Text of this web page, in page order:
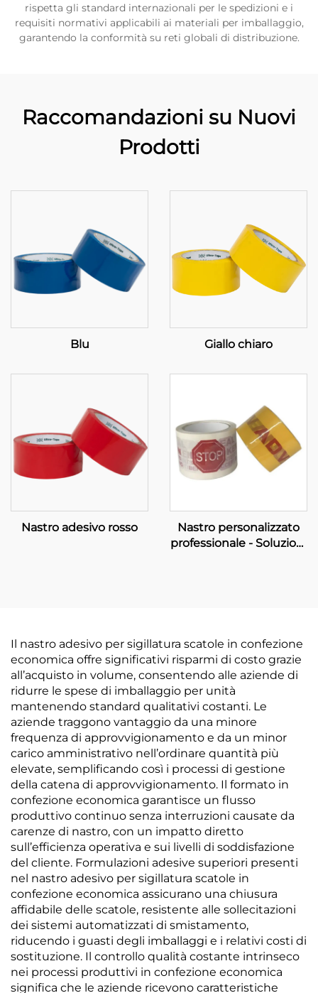
rispetta gli standard internazionali per le spedizioni e i
requisiti normativi applicabili ai materiali per imballaggio,
garantendo la conformità su reti globali di distribuzione.
Raccomandazioni su Nuovi
Prodotti
Blu Giallo chiaro
Nastro adesivo rosso
Nastro personalizzato
professionale - Soluzioni
Il nastro adesivo per sigillatura scatole in confezione
economica offre significativi risparmi di costo grazie
all’acquisto in volume, consentendo alle aziende di
ridurre le spese di imballaggio per unità
mantenendo standard qualitativi costanti. Le
aziende traggono vantaggio da una minore
frequenza di approvvigionamento e da un minor
carico amministrativo nell’ordinare quantità più
elevate, semplificando così i processi di gestione
della catena di approvvigionamento. Il formato in
confezione economica garantisce un flusso
produttivo continuo senza interruzioni causate da
carenze di nastro, con un impatto diretto
sull’efficienza operativa e sui livelli di soddisfazione
del cliente. Formulazioni adesive superiori presenti
nel nastro adesivo per sigillatura scatole in
confezione economica assicurano una chiusura
affidabile delle scatole, resistente alle sollecitazioni
dei sistemi automatizzati di smistamento,
riducendo i guasti degli imballaggi e i relativi costi di
sostituzione. Il controllo qualità costante intrinseco
nei processi produttivi in confezione economica
significa che le aziende ricevono caratteristiche